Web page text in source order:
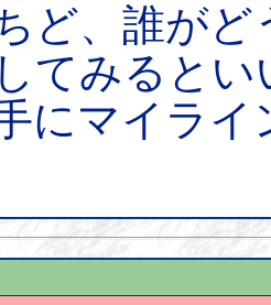
ど、誰が
てみると
手にマイラ